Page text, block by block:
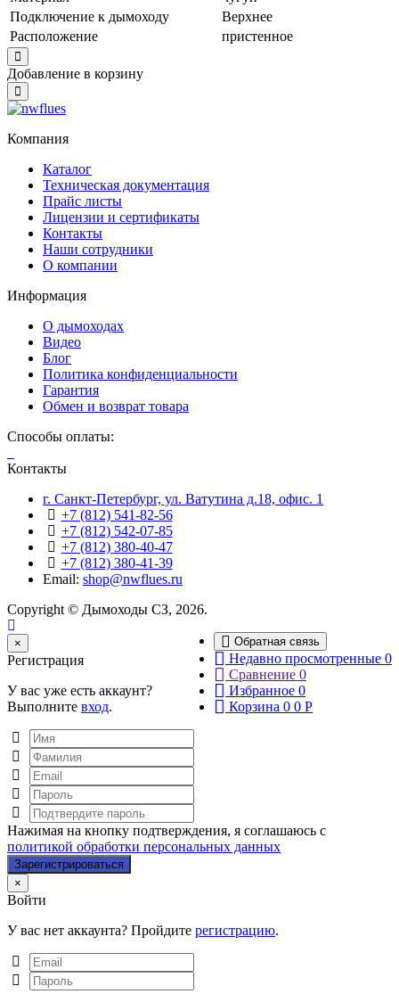
Подключение к дымоходу
Верхнее
Расположение
пристенное
Добавление в корзину
Компания
Каталог
Техническая документация
Прайс листы
Лицензии и сертификаты
Контакты
Наши сотрудники
О компании
Информация
О дымоходах
Видео
Блог
Политика конфиденциальности
Гарантия
Обмен и возврат товара
Способы оплаты:
Контакты
г. Санкт-Петербург, ул. Ватутина д.18, офис. 1
+7 (812) 541-82-56
+7 (812) 542-07-85
+7 (812) 380-40-47
+7 (812) 380-41-39
Email: shop@nwflues.ru
Copyright © Дымоходы СЗ, 2026.
Обратная связь
Недавно просмотренные 0
Сравнение 0
Избранное 0
Корзина 0 0 Р
×
Регистрация
У вас уже есть аккаунт?
Выполните вход.
Нажимая на кнопку подтверждения, я соглашаюсь с
политикой обработки персональных данных
×
Войти
У вас нет аккаунта? Пройдите регистрацию.